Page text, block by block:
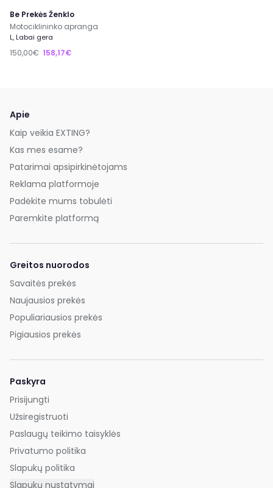
Be Prekės Ženklo
Motociklininko apranga
L, Labai gera
150,00€ 158,17€
Apie
Kaip veikia EXTING?
Kas mes esame?
Patarimai apsipirkinėtojams
Reklama platformoje
Padėkite mums tobulėti
Paremkite platformą
Greitos nuorodos
Savaitės prekės
Naujausios prekės
Populiariausios prekės
Pigiausios prekės
Paskyra
Prisijungti
Užsiregistruoti
Paslaugų teikimo taisyklės
Privatumo politika
Slapukų politika
Slapukų nustatymai